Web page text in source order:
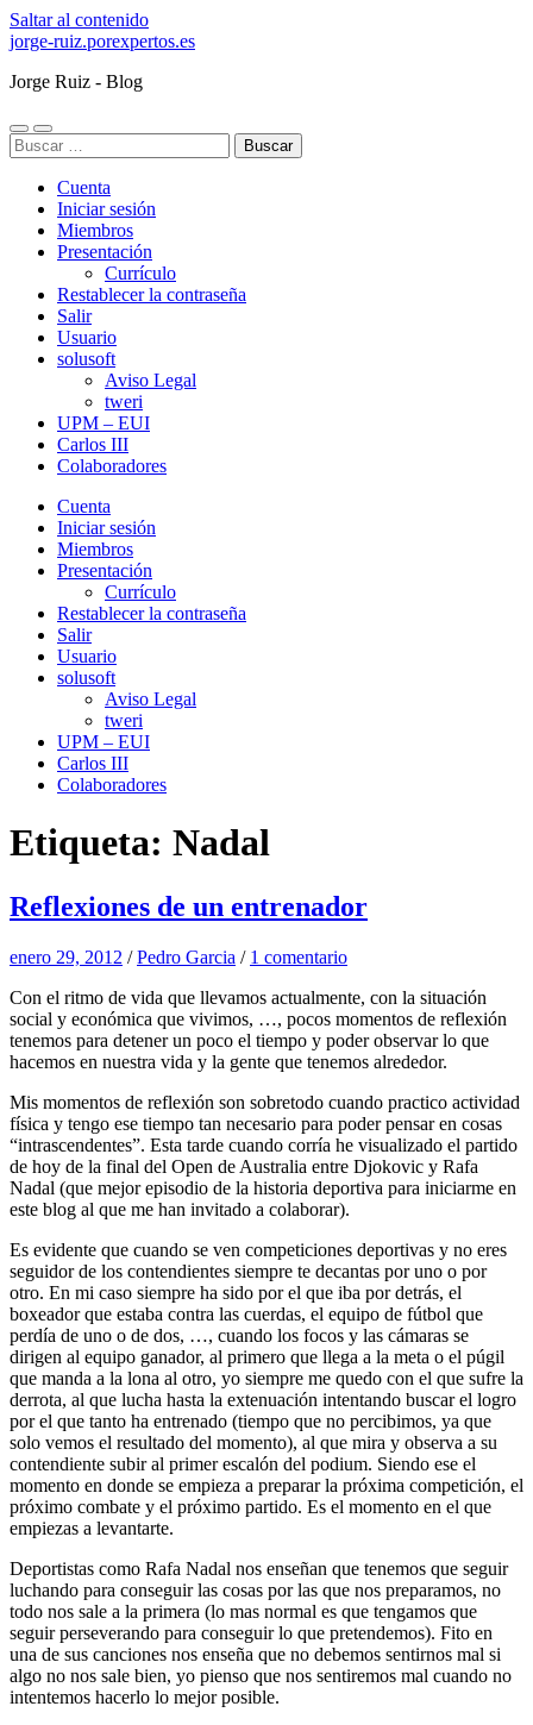
Saltar al contenido
jorge-ruiz.porexpertos.es
Jorge Ruiz - Blog
Alternar
el
móvil
Alternar
el
de
búsqueda
Buscar:
Cuenta
Iniciar sesión
Miembros
Presentación
Currículo
Restablecer la contraseña
Salir
Usuario
solusoft
Aviso Legal
tweri
UPM – EUI
Carlos III
Colaboradores
Cuenta
Iniciar sesión
Miembros
Presentación
Currículo
Restablecer la contraseña
Salir
Usuario
solusoft
Aviso Legal
tweri
UPM – EUI
Carlos III
Colaboradores
Etiqueta: Nadal
Reflexiones de un entrenador
enero 29, 2012 /Pedro Garcia / 1 comentario
Con el ritmo de vida que llevamos actualmente, con la situación
social y económica que vivimos, …, pocos momentos de reflexión
tenemos para detener un poco el tiempo y poder observar lo que
hacemos en nuestra vida y la gente que tenemos alrededor.
Mis momentos de reflexión son sobretodo cuando practico actividad
física y tengo ese tiempo tan necesario para poder pensar en cosas
“intrascendentes”. Esta tarde cuando corría he visualizado el partido
de hoy de la final del Open de Australia entre Djokovic y Rafa
Nadal (que mejor episodio de la historia deportiva para iniciarme en
este blog al que me han invitado a colaborar).
Es evidente que cuando se ven competiciones deportivas y no eres
seguidor de los contendientes siempre te decantas por uno o por
otro. En mi caso siempre ha sido por el que iba por detrás, el
boxeador que estaba contra las cuerdas, el equipo de fútbol que
perdía de uno o de dos, …, cuando los focos y las cámaras se
dirigen al equipo ganador, al primero que llega a la meta o el púgil
que manda a la lona al otro, yo siempre me quedo con el que sufre la
derrota, al que lucha hasta la extenuación intentando buscar el logro
por el que tanto ha entrenado (tiempo que no percibimos, ya que
solo vemos el resultado del momento), al que mira y observa a su
contendiente subir al primer escalón del podium. Siendo ese el
momento en donde se empieza a preparar la próxima competición, el
próximo combate y el próximo partido. Es el momento en el que
empiezas a levantarte.
Deportistas como Rafa Nadal nos enseñan que tenemos que seguir
luchando para conseguir las cosas por las que nos preparamos, no
todo nos sale a la primera (lo mas normal es que tengamos que
seguir perseverando para conseguir lo que pretendemos). Fito en
una de sus canciones nos enseña que no debemos sentirnos mal si
algo no nos sale bien, yo pienso que nos sentiremos mal cuando no
intentemos hacerlo lo mejor posible.